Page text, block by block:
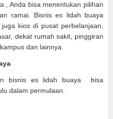
, Anda bisa menentukan pilihan
ramai. Bisnis es lidah buaya
kios di pusat perbelanjaan,
dekat rumah sakit, pinggiran
dan lainnya.
bisnis es lidah buaya bisa
dalam permulaan.